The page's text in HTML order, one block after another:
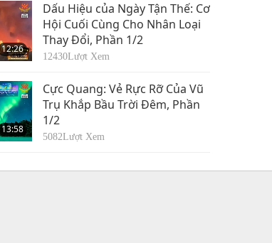
12:26
Dấu Hiệu của Ngày Tận Thế: Cơ
Hội Cuối Cùng Cho Nhân Loại
Thay Đổi, Phần 1/2
12430Lượt Xem
13:58
Cực Quang: Vẻ Rực Rỡ Của Vũ
Trụ Khắp Bầu Trời Đêm, Phần
1/2
5082Lượt Xem